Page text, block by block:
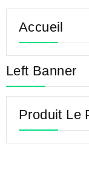
Accueil
Left Banner
Produit Le